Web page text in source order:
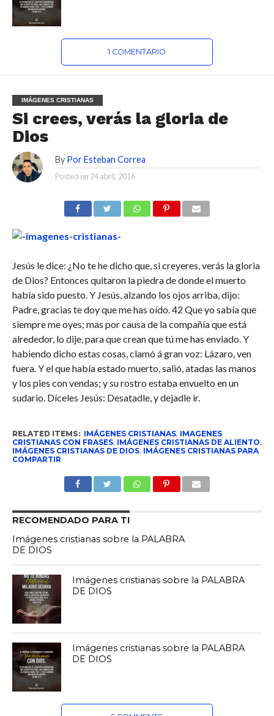
1 COMENTARIO
IMÁGENES CRISTIANAS
Si crees, verás la gloria de
Dios
By Por Esteban Correa
Posted on 24 abril, 2016
Jesús le dice: ¿No te he dicho que, si creyeres, verás la gloria
de Dios? Entonces quitaron la piedra de donde el muerto
había sido puesto. Y Jesús, alzando los ojos arriba, dijo:
Padre, gracias te doy que me has oído. 42 Que yo sabía que
siempre me oyes; mas por causa de la compañía que está
alrededor, lo dije, para que crean que tú me has enviado. Y
habiendo dicho estas cosas, clamó á gran voz: Lázaro, ven
fuera. Y el que había estado muerto, salió, atadas las manos
y los pies con vendas; y su rostro estaba envuelto en un
sudario. Díceles Jesús: Desatadle, y dejadle ir.
RELATED ITEMS: IMÁGENES CRISTIANAS, IMAGENES
CRISTIANAS CON FRASES, IMÁGENES CRISTIANAS DE ALIENTO,
IMÁGENES CRISTIANAS DE DIOS, IMÁGENES CRISTIANAS PARA
COMPARTIR
RECOMENDADO PARA TI
Imágenes cristianas sobre la PALABRA
DE DIOS
Imágenes cristianas sobre la PALABRA
DE DIOS
Imágenes cristianas sobre la PALABRA
DE DIOS